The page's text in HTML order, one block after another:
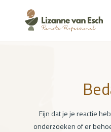
Fijn dat je je reactie
onderzoeken of er